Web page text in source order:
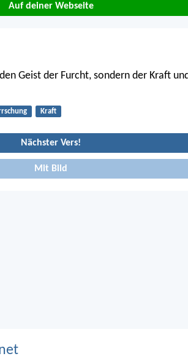
Auf deiner Webseite
Geist der Furcht, sondern der Kraft
Kraft
Nächster Vers!
Mit Bild